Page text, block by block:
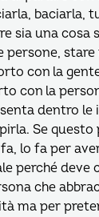
baciarla,
sia una cosa
persone, stare
con la
con la
dentro le
Se
lo fa per
perché deve
che
ma per